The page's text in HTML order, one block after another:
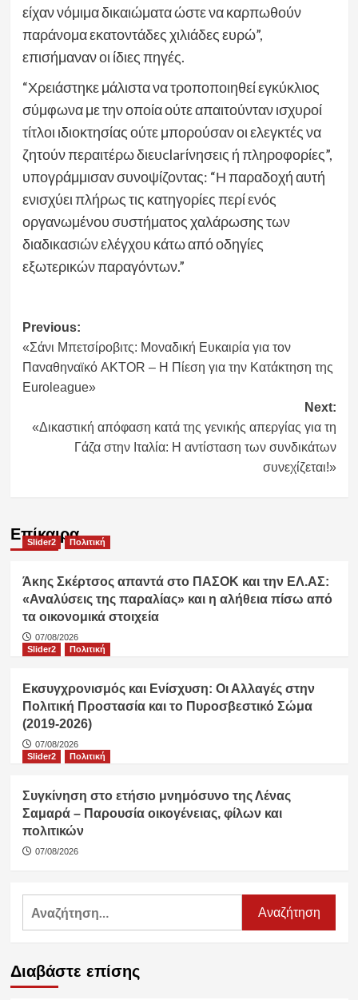
είχαν νόμιμα δικαιώματα ώστε να καρπωθούν
παράνομα εκατοντάδες χιλιάδες ευρώ”,
επισήμαναν οι ίδιες πηγές.
“Χρειάστηκε μάλιστα να τροποποιηθεί εγκύκλιος
σύμφωνα με την οποία ούτε απαιτούνταν ισχυροί
τίτλοι ιδιοκτησίας ούτε μπορούσαν οι ελεγκτές να
ζητούν περαιτέρω διευclarίνησεις ή πληροφορίες”,
υπογράμμισαν συνοψίζοντας: “Η παραδοχή αυτή
ενισχύει πλήρως τις κατηγορίες περί ενός
οργανωμένου συστήματος χαλάρωσης των
διαδικασιών ελέγχου κάτω από οδηγίες
εξωτερικών παραγόντων.”
Post
navigation
Previous:
«Σάνι Μπετσίροβιτς: Μοναδική Ευκαιρία για τον
Παναθηναϊκό AKTOR – Η Πίεση για την Κατάκτηση της
Euroleague»
Next:
«Δικαστική απόφαση κατά της γενικής απεργίας για τη
Γάζα στην Ιταλία: Η αντίσταση των συνδικάτων
συνεχίζεται!»
Επίκαιρα
Slider2 Πολιτική
Άκης Σκέρτσος απαντά στο ΠΑΣΟΚ και την ΕΛ.ΑΣ:
«Αναλύσεις της παραλίας» και η αλήθεια πίσω από
τα οικονομικά στοιχεία
07/08/2026
Slider2
Πολιτική
Εκσυγχρονισμός και Ενίσχυση: Οι Αλλαγές στην
Πολιτική Προστασία και το Πυροσβεστικό Σώμα
(2019-2026)
07/08/2026
Slider2
Πολιτική
Συγκίνηση στο ετήσιο μνημόσυνο της Λένας
Σαμαρά – Παρουσία οικογένειας, φίλων και
πολιτικών
07/08/2026
Διαβάστε επίσης